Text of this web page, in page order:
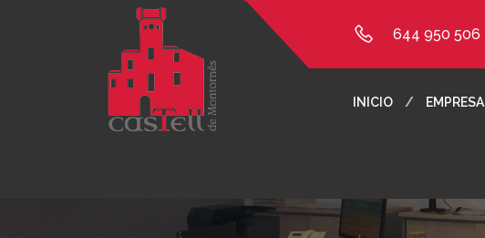
644 950 506
INICIO EMPRESA